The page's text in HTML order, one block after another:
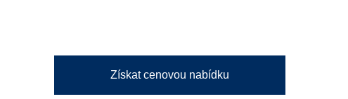
Získat cenovou nabídku